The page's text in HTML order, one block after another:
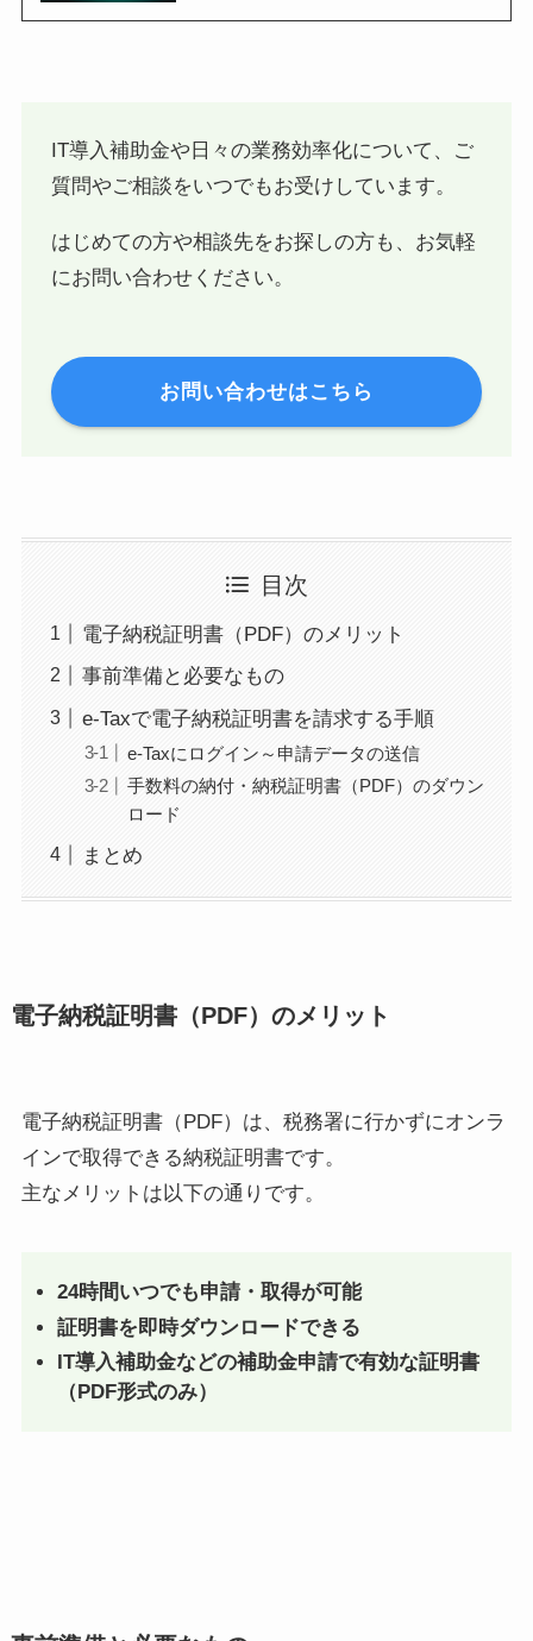
IT導入補助金や日々の業務効率化について、ご
質問やご相談をいつでもお受けしています。
はじめての方や相談先をお探しの方も、お気軽
にお問い合わせください。
お問い合わせはこちら
目次
電子納税証明書（PDF）のメリット
事前準備と必要なもの
e-Taxで電子納税証明書を請求する手順
e-Taxにログイン～申請データの送信
手数料の納付・納税証明書（PDF）のダウン
ロード
まとめ
電子納税証明書（PDF）のメリット
電子納税証明書（PDF）は、税務署に行かずにオンラ
インで取得できる納税証明書です。
主なメリットは以下の通りです。
24時間いつでも申請・取得が可能
証明書を即時ダウンロードできる
IT導入補助金などの補助金申請で有効な証明書
（PDF形式のみ）